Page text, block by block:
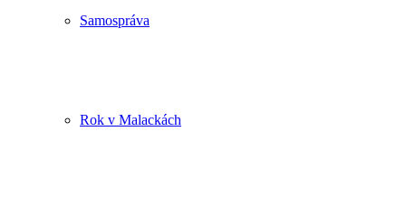
Samospráva
Rok v Malackách